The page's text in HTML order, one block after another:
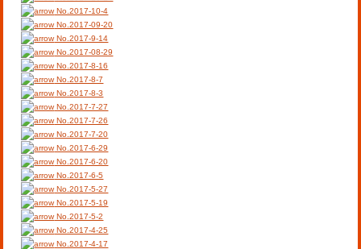
No.2017-10-4
No.2017-09-20
No.2017-9-14
No.2017-08-29
No.2017-8-16
No.2017-8-7
No.2017-8-3
No.2017-7-27
No.2017-7-26
No.2017-7-20
No.2017-6-29
No.2017-6-20
No.2017-6-5
No.2017-5-27
No.2017-5-19
No.2017-5-2
No.2017-4-25
No.2017-4-17